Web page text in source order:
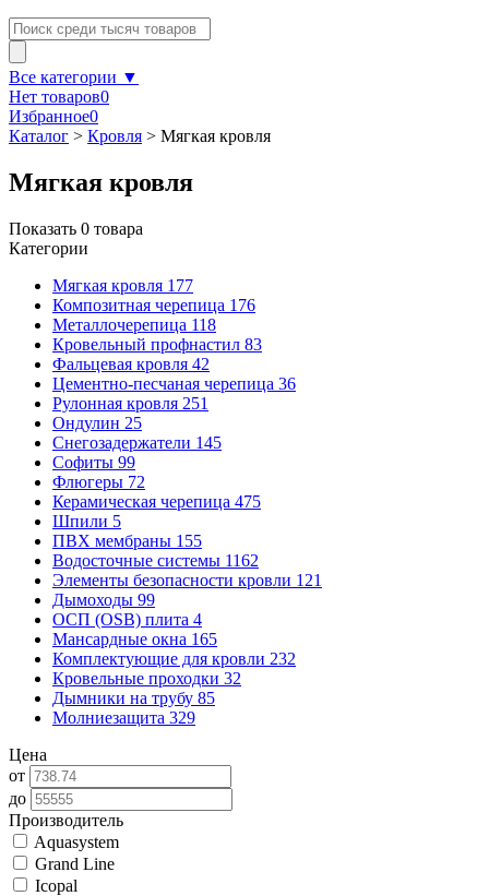
Все категории ▼
Нет товаров0
Избранное0
Каталог > Кровля > Мягкая кровля
Мягкая кровля
Показать 0 товара
Категории
Мягкая кровля 177
Композитная черепица 176
Металлочерепица 118
Кровельный профнастил 83
Фальцевая кровля 42
Цементно-песчаная черепица 36
Рулонная кровля 251
Ондулин 25
Снегозадержатели 145
Софиты 99
Флюгеры 72
Керамическая черепица 475
Шпили 5
ПВХ мембраны 155
Водосточные системы 1162
Элементы безопасности кровли 121
Дымоходы 99
ОСП (OSB) плита 4
Мансардные окна 165
Комплектующие для кровли 232
Кровельные проходки 32
Дымники на трубу 85
Молниезащита 329
Цена
от
до
Производитель
Aquasystem
Grand Line
Icopal